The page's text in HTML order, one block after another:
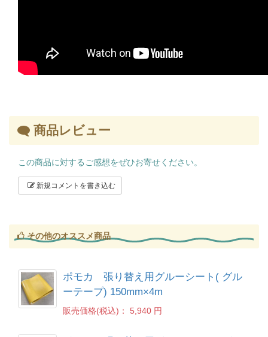
商品レビュー
この商品に対するご感想をぜひお寄せください。
新規コメントを書き込む
その他のオススメ商品
ポモカ 張り替え用グルーシート( グル
ーテープ) 150mm×4m
販売価格(税込)： 5,940 円